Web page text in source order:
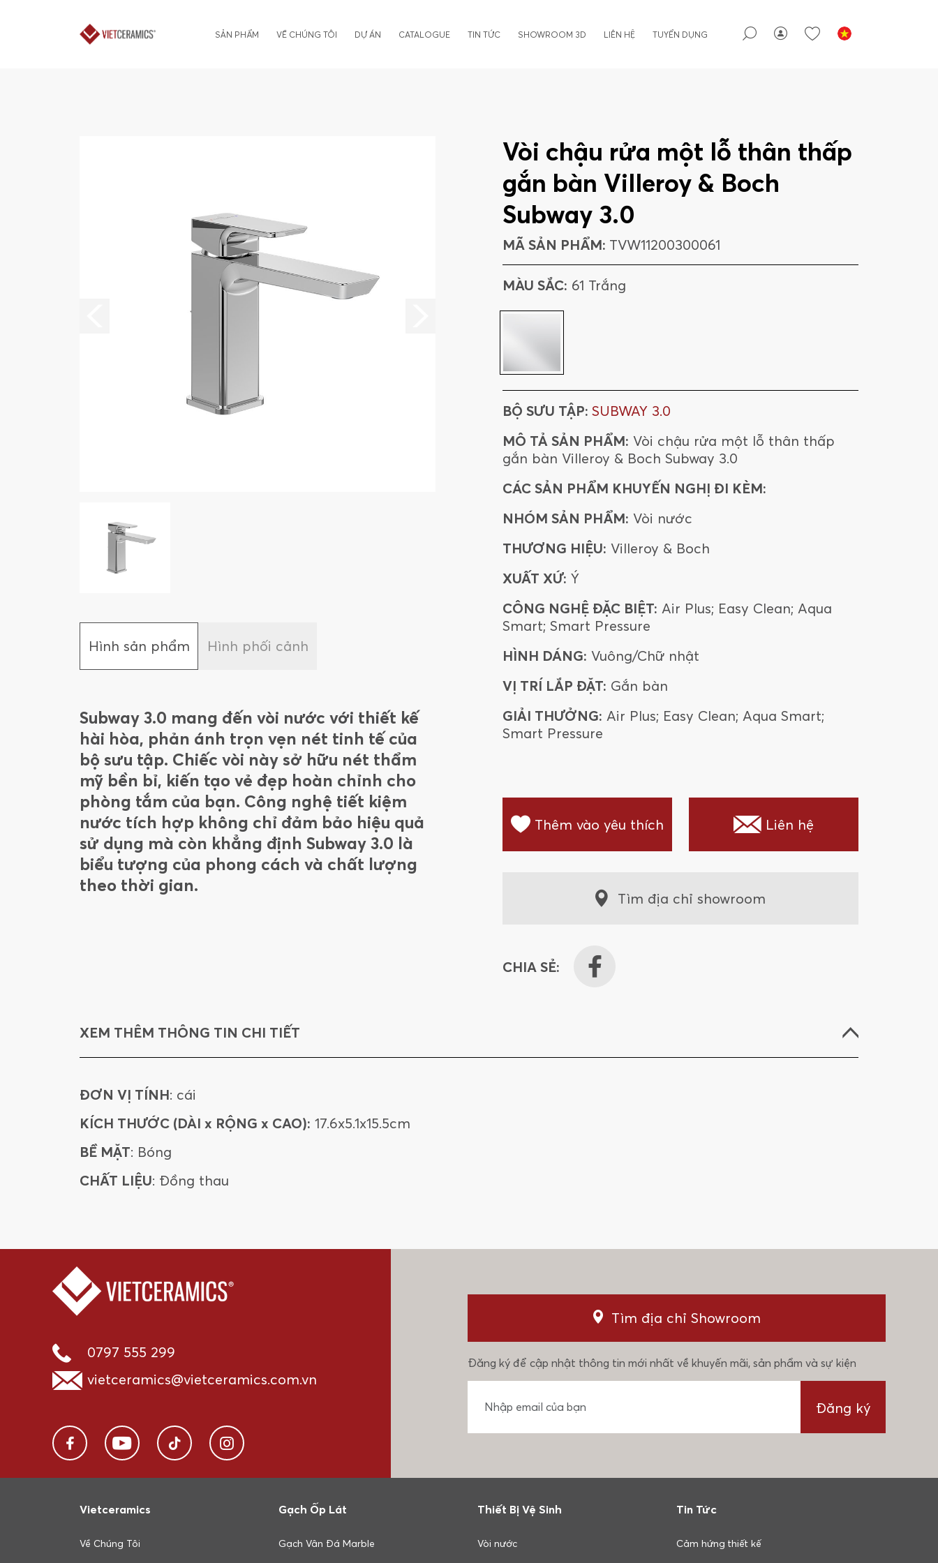
SẢN PHẨM VỀ CHÚNG TÔI DỰ ÁN CATALOGUE TIN TỨC SHOWROOM 3D LIÊN HỆ TUYỂN DỤNG
Hình sản phẩm Hình phối cảnh
Subway 3.0 mang đến vòi nước với thiết kế
hài hòa, phản ánh trọn vẹn nét tinh tế của
bộ sưu tập. Chiếc vòi này sở hữu nét thẩm
mỹ bền bỉ, kiến tạo vẻ đẹp hoàn chỉnh cho
phòng tắm của bạn. Công nghệ tiết kiệm
nước tích hợp không chỉ đảm bảo hiệu quả
sử dụng mà còn khẳng định Subway 3.0 là
biểu tượng của phong cách và chất lượng
theo thời gian.
Vòi chậu rửa một lỗ thân thấp
gắn bàn Villeroy & Boch
Subway 3.0
MÃ SẢN PHẨM: TVW11200300061
MÀU SẮC: 61 Trắng
BỘ SƯU TẬP: SUBWAY 3.0
MÔ TẢ SẢN PHẨM: Vòi chậu rửa một lỗ thân thấp
gắn bàn Villeroy & Boch Subway 3.0
CÁC SẢN PHẨM KHUYẾN NGHỊ ĐI KÈM:
NHÓM SẢN PHẨM: Vòi nước
THƯƠNG HIỆU: Villeroy & Boch
XUẤT XỨ: Ý
CÔNG NGHỆ ĐẶC BIỆT: Air Plus; Easy Clean; Aqua
Smart; Smart Pressure
HÌNH DÁNG: Vuông/Chữ nhật
VỊ TRÍ LẮP ĐẶT: Gắn bàn
GIẢI THƯỞNG: Air Plus; Easy Clean; Aqua Smart;
Smart Pressure
Thêm vào yêu thích Liên hệ
Tìm địa chỉ showroom
CHIA SẺ:
XEM THÊM THÔNG TIN CHI TIẾT
ĐƠN VỊ TÍNH: cái
KÍCH THƯỚC (DÀI x RỘNG x CAO): 17.6x5.1x15.5cm
BỀ MẶT: Bóng
CHẤT LIỆU: Đồng thau
0797 555 299
vietceramics@vietceramics.com.vn
Tìm địa chỉ Showroom
Đăng ký để cập nhật thông tin mới nhất về khuyến mãi, sản phẩm và sự kiện
Đăng ký
Vietceramics
Về Chúng Tôi
Gạch Ốp Lát
Gạch Vân Đá Marble
Thiết Bị Vệ Sinh
Vòi nước
Tin Tức
Cảm hứng thiết kế